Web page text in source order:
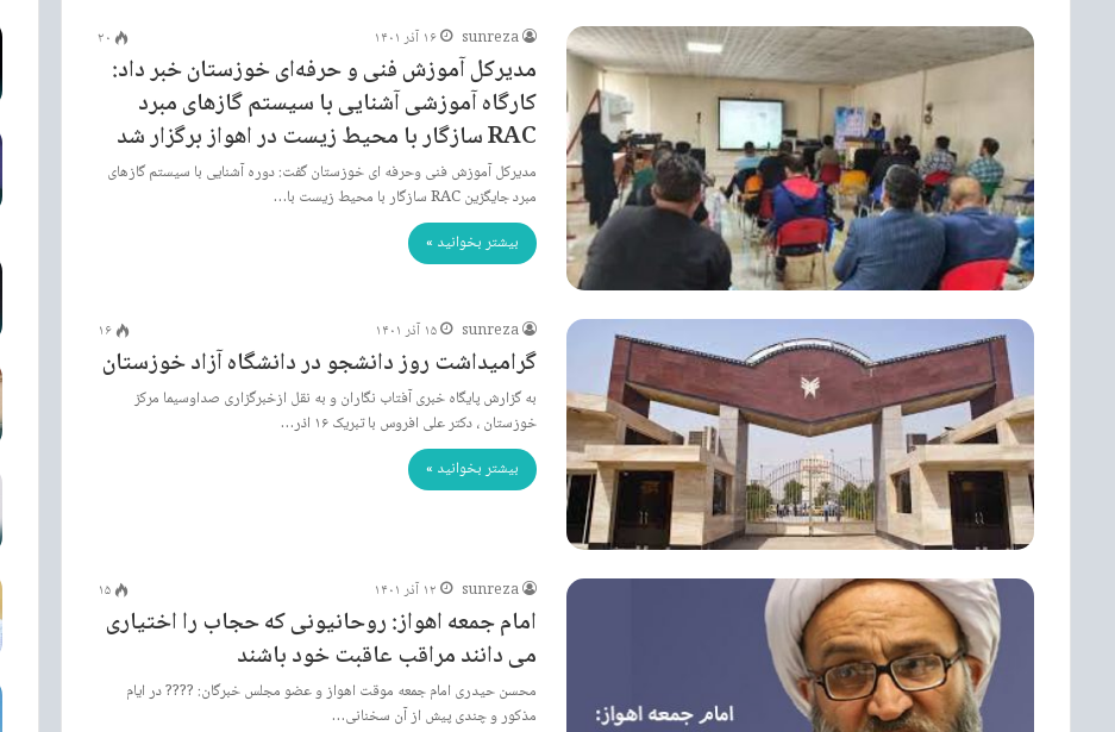
sunreza ۱۶ آذر ۱۴۰۱ ۲۰
مدیرکل آموزش فنی و حرفه‌ای خوزستان خبر داد:
کارگاه آموزشی آشنایی با سیستم گازهای مبرد
RAC سازگار با محیط زیست در اهواز برگزار شد
مدیرکل آموزش فنی وحرفه ای خوزستان گفت: دوره آشنایی با سیستم گازهای
مبرد جایگزین RAC سازگار با محیط زیست با…
بیشتر بخوانید »
sunreza ۱۵ آذر ۱۴۰۱ ۱۶
گرامیداشت روز دانشجو در دانشگاه آزاد خوزستان
به گزارش پایگاه خبری آفتاب نگاران و به نقل ازخبرگزاری صداوسیما مرکز
خوزستان ، دکتر علی افروس با تبریک ۱۶ اذر…
بیشتر بخوانید »
sunreza ۱۲ آذر ۱۴۰۱ ۱۵
امام جمعه اهواز: روحانیونی که حجاب را اختیاری
می دانند مراقب عاقبت خود باشند
محسن حیدری امام جمعه موقت اهواز و عضو مجلس خبرگان: ???? در ایام
مذکور و چندی پیش از آن سخنانی…